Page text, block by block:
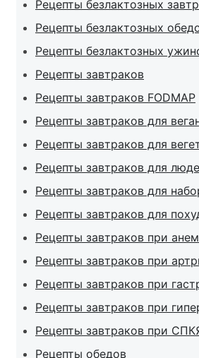
Рецепты безлактозных
Рецепты безлактозных
Рецепты безлактозных
Рецепты завтраков
Рецепты завтраков FODMAP
Рецепты завтраков для
Рецепты завтраков для
Рецепты завтраков для
Рецепты завтраков для
Рецепты завтраков для
Рецепты завтраков при
Рецепты завтраков при
Рецепты завтраков при
Рецепты завтраков при
Рецепты завтраков при
Рецепты обедов